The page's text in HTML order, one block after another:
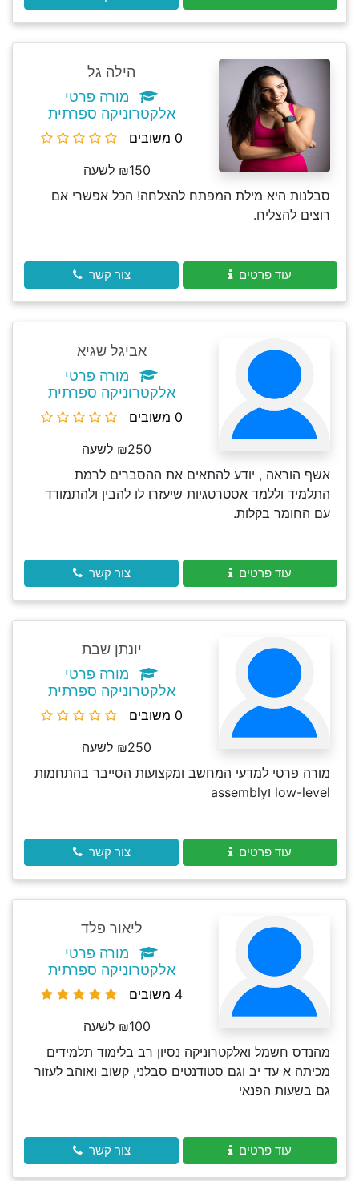
הילה גל
מורה פרטי
אלקטרוניקה ספרתית
0 משובים
₪150 לשעה
סבלנות היא מילת המפתח להצלחה! הכל אפשרי אם
רוצים להצליח.
עוד פרטים צור קשר
אביגל שגיא
מורה פרטי
אלקטרוניקה ספרתית
0 משובים
₪250 לשעה
אשף הוראה , יודע להתאים את ההסברים לרמת
התלמיד וללמד אסטרטגיות שיעזרו לו להבין ולהתמודד
עם החומר בקלות.
עוד פרטים צור קשר
יונתן שבת
מורה פרטי
אלקטרוניקה ספרתית
0 משובים
₪250 לשעה
מורה פרטי למדעי המחשב ומקצועות הסייבר בהתחמות
low-level וassembly
עוד פרטים צור קשר
ליאור פלד
מורה פרטי
אלקטרוניקה ספרתית
4 משובים
₪100 לשעה
מהנדס חשמל ואלקטרוניקה נסיון רב בלימוד תלמידים
מכיתה א עד יב וגם סטודנטים סבלני, קשוב ואוהב לעזור
גם בשעות הפנאי
עוד פרטים צור קשר